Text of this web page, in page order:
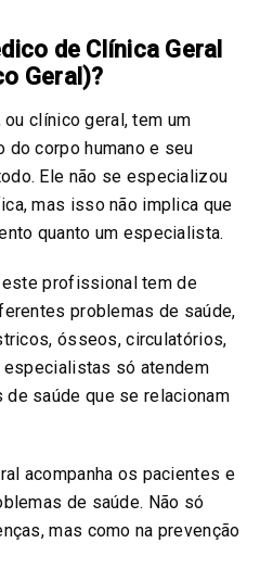
de Clínica Geral
Geral)?
clínico geral, tem um
do corpo humano e seu
Ele não se especializou
mas isso não implica que
quanto um especialista.
profissional tem de
problemas de saúde,
ósseos, circulatórios,
só atendem
saúde que se relacionam
acompanha os pacientes e
de saúde. Não só
mas como na prevenção